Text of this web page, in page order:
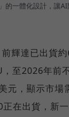
的一體化設計，讓AI
輝達已出貨
至2026年前
元，顯示市場
在出貨，新